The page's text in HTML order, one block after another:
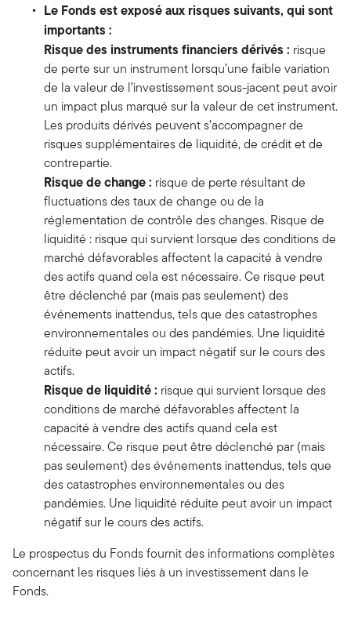
Le Fonds est exposé aux risques suivants, qui sont
importants :
Risque des instruments financiers dérivés : risque
de perte sur un instrument lorsqu’une faible variation
de la valeur de l’investissement sous-jacent peut avoir
un impact plus marqué sur la valeur de cet instrument.
Les produits dérivés peuvent s’accompagner de
risques supplémentaires de liquidité, de crédit et de
contrepartie.
Risque de change : risque de perte résultant de
fluctuations des taux de change ou de la
réglementation de contrôle des changes. Risque de
liquidité : risque qui survient lorsque des conditions de
marché défavorables affectent la capacité à vendre
des actifs quand cela est nécessaire. Ce risque peut
être déclenché par (mais pas seulement) des
événements inattendus, tels que des catastrophes
environnementales ou des pandémies. Une liquidité
réduite peut avoir un impact négatif sur le cours des
actifs.
Risque de liquidité : risque qui survient lorsque des
conditions de marché défavorables affectent la
capacité à vendre des actifs quand cela est
nécessaire. Ce risque peut être déclenché par (mais
pas seulement) des événements inattendus, tels que
des catastrophes environnementales ou des
pandémies. Une liquidité réduite peut avoir un impact
négatif sur le cours des actifs.
Le prospectus du Fonds fournit des informations complètes
concernant les risques liés à un investissement dans le
Fonds.